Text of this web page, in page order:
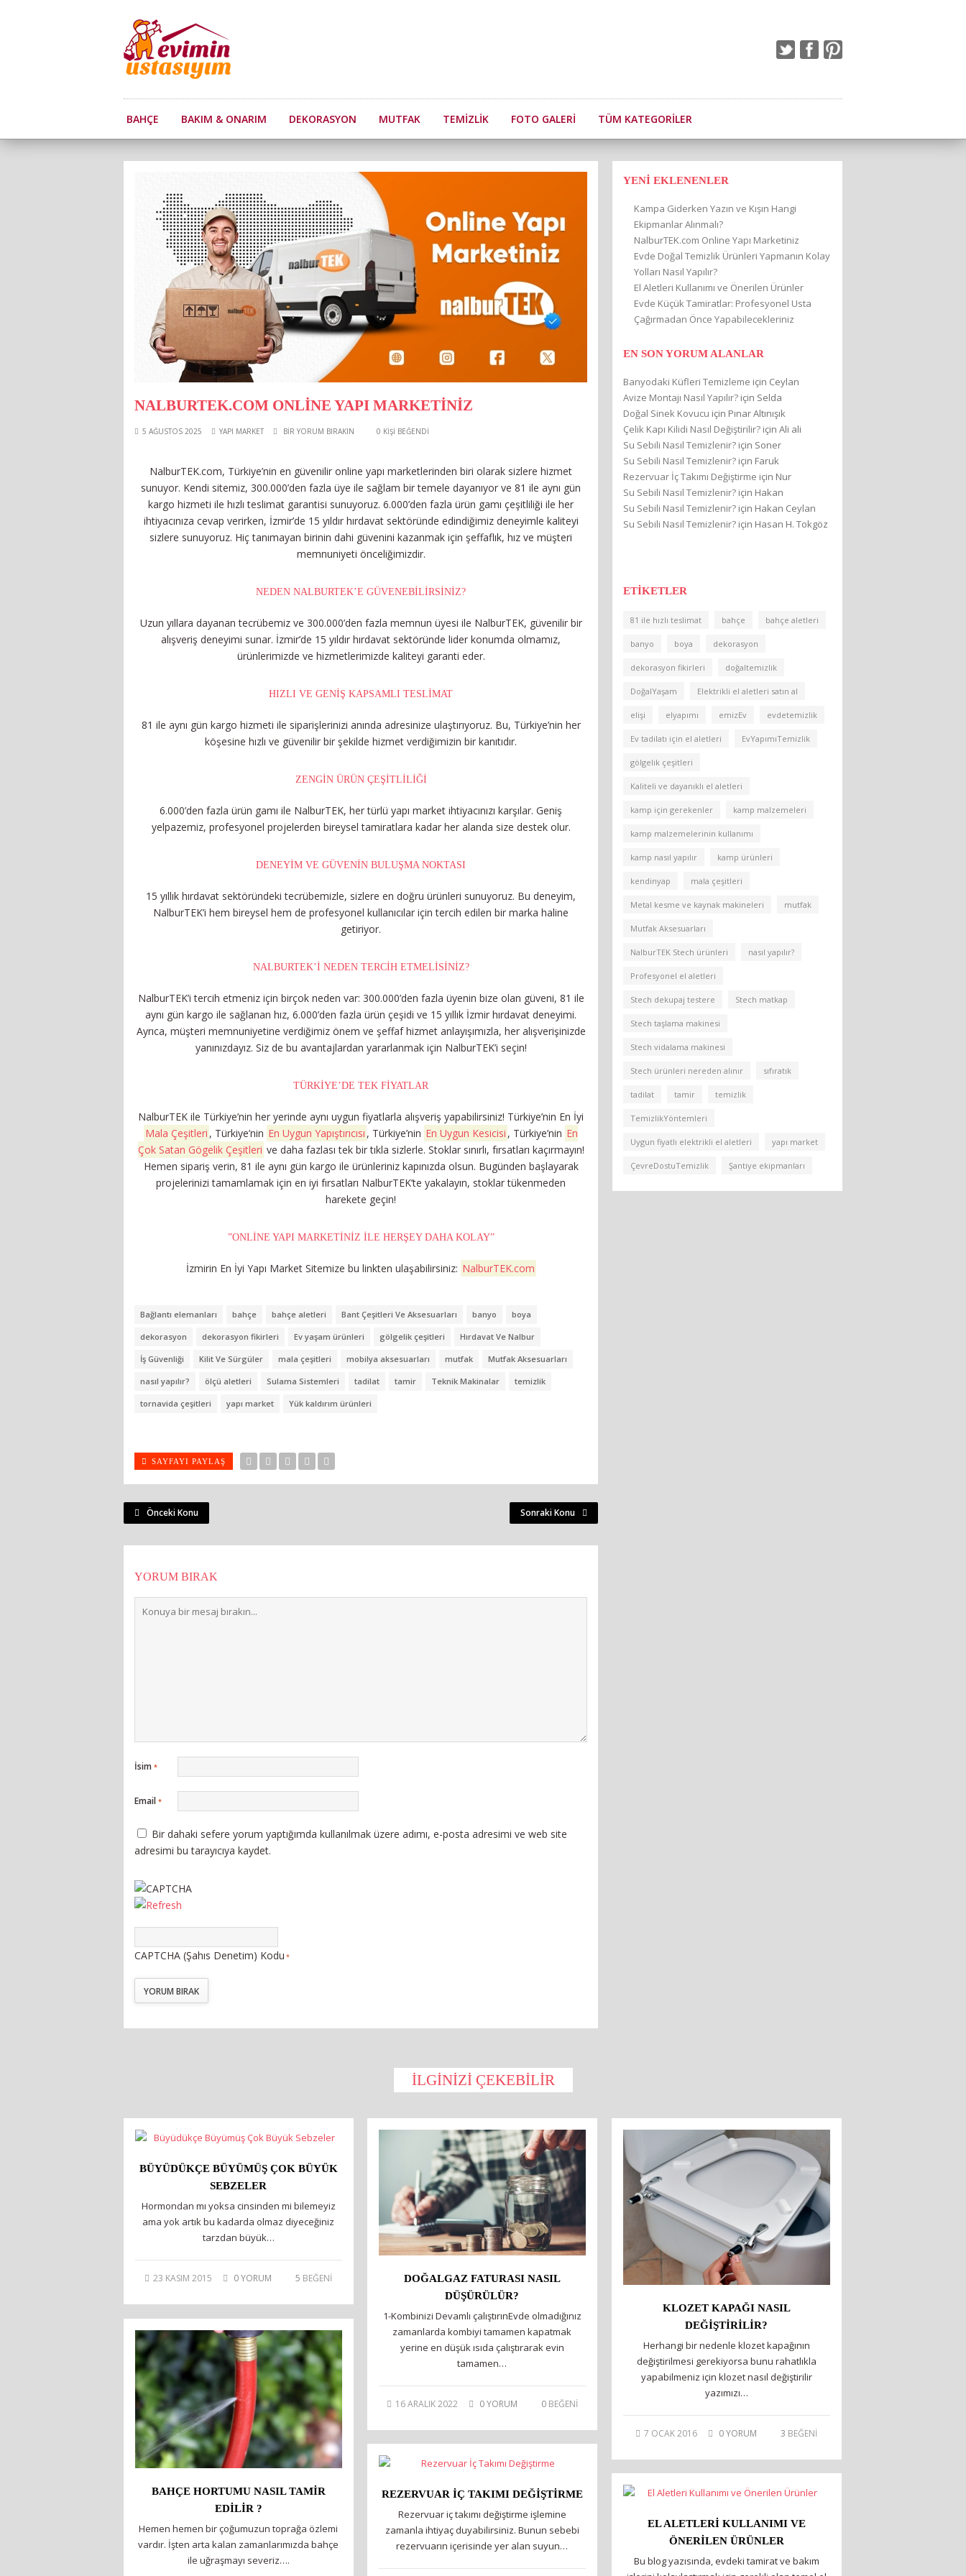
BAHÇE BAKIM & ONARIM DEKORASYON MUTFAK TEMIZLIK FOTO GALERI TÜM KATEGORILER
NALBURTEK.COM ONLINE YAPI MARKETINIZ
5 AĞUSTOS 2025 YAPI MARKET BIR YORUM BIRAKIN 0 KİŞİ BEĞENDİ
NalburTEK.com, Türkiye’nin en güvenilir online yapı marketlerinden biri olarak sizlere hizmet
sunuyor. Kendi sitemiz, 300.000’den fazla üye ile sağlam bir temele dayanıyor ve 81 ile aynı gün
kargo hizmeti ile hızlı teslimat garantisi sunuyoruz. 6.000’den fazla ürün gamı çeşitliliği ile her
ihtiyacınıza cevap verirken, İzmir’de 15 yıldır hırdavat sektöründe edindiğimiz deneyimle kaliteyi
sizlere sunuyoruz. Hiç tanımayan birinin dahi güvenini kazanmak için şeffaflık, hız ve müşteri
memnuniyeti önceliğimizdir.
NEDEN NALBURTEK’E GÜVENEBILIRSINIZ?
Uzun yıllara dayanan tecrübemiz ve 300.000’den fazla memnun üyesi ile NalburTEK, güvenilir bir
alışveriş deneyimi sunar. İzmir’de 15 yıldır hırdavat sektöründe lider konumda olmamız,
ürünlerimizde ve hizmetlerimizde kaliteyi garanti eder.
HIZLI VE GENIŞ KAPSAMLI TESLIMAT
81 ile aynı gün kargo hizmeti ile siparişlerinizi anında adresinize ulaştırıyoruz. Bu, Türkiye’nin her
köşesine hızlı ve güvenilir bir şekilde hizmet verdiğimizin bir kanıtıdır.
ZENGIN ÜRÜN ÇEŞITLILIĞI
6.000’den fazla ürün gamı ile NalburTEK, her türlü yapı market ihtiyacınızı karşılar. Geniş
yelpazemiz, profesyonel projelerden bireysel tamiratlara kadar her alanda size destek olur.
DENEYIM VE GÜVENIN BULUŞMA NOKTASI
15 yıllık hırdavat sektöründeki tecrübemizle, sizlere en doğru ürünleri sunuyoruz. Bu deneyim,
NalburTEK’i hem bireysel hem de profesyonel kullanıcılar için tercih edilen bir marka haline
getiriyor.
NALBURTEK’I NEDEN TERCIH ETMELISINIZ?
NalburTEK’i tercih etmeniz için birçok neden var: 300.000’den fazla üyenin bize olan güveni, 81 ile
aynı gün kargo ile sağlanan hız, 6.000’den fazla ürün çeşidi ve 15 yıllık İzmir hırdavat deneyimi.
Ayrıca, müşteri memnuniyetine verdiğimiz önem ve şeffaf hizmet anlayışımızla, her alışverişinizde
yanınızdayız. Siz de bu avantajlardan yararlanmak için NalburTEK’i seçin!
TÜRKIYE’DE TEK FIYATLAR
NalburTEK ile Türkiye’nin her yerinde aynı uygun fiyatlarla alışveriş yapabilirsiniz! Türkiye’nin En İyi
Mala Çeşitleri , Türkiye’nin En Uygun Yapıştırıcısı , Türkiye’nin En Uygun Kesicisi , Türkiye’nin En
Çok Satan Gögelik Çeşitleri ve daha fazlası tek bir tıkla sizlerle. Stoklar sınırlı, fırsatları kaçırmayın!
Hemen sipariş verin, 81 ile aynı gün kargo ile ürünleriniz kapınızda olsun. Bugünden başlayarak
projelerinizi tamamlamak için en iyi fırsatları NalburTEK’te yakalayın, stoklar tükenmeden
harekete geçin!
”ONLINE YAPI MARKETINIZ İLE HERŞEY DAHA KOLAY”
İzmirin En İyi Yapı Market Sitemize bu linkten ulaşabilirsiniz: NalburTEK.com
Bağlantı elemanları bahçe bahçe aletleri Bant Çeşitleri Ve Aksesuarları banyo boya
dekorasyon dekorasyon fikirleri Ev yaşam ürünleri gölgelik çeşitleri Hırdavat Ve Nalbur
İş Güvenliği Kilit Ve Sürgüler mala çeşitleri mobilya aksesuarları mutfak Mutfak Aksesuarları
nasıl yapılır? ölçü aletleri Sulama Sistemleri tadilat tamir Teknik Makinalar temizlik
tornavida çeşitleri yapı market Yük kaldırım ürünleri
SAYFAYI PAYLAŞ
Önceki Konu Sonraki Konu
YORUM BIRAK
İsim *
Email *
Bir dahaki sefere yorum yaptığımda kullanılmak üzere adımı, e-posta adresimi ve web site
adresimi bu tarayıcıya kaydet.
CAPTCHA (Şahıs Denetim) Kodu *
YENİ EKLENENLER
Kampa Giderken Yazın ve Kışın Hangi
Ekipmanlar Alınmalı?
NalburTEK.com Online Yapı Marketiniz
Evde Doğal Temizlik Ürünleri Yapmanın Kolay
Yolları Nasıl Yapılır?
El Aletleri Kullanımı ve Önerilen Ürünler
Evde Küçük Tamiratlar: Profesyonel Usta
Çağırmadan Önce Yapabilecekleriniz
EN SON YORUM ALANLAR
Banyodaki Küfleri Temizleme için Ceylan
Avize Montajı Nasıl Yapılır? için Selda
Doğal Sinek Kovucu için Pınar Altınışık
Çelik Kapı Kilidi Nasıl Değiştirilir? için Ali ali
Su Sebili Nasıl Temizlenir? için Soner
Su Sebili Nasıl Temizlenir? için Faruk
Rezervuar İç Takımı Değiştirme için Nur
Su Sebili Nasıl Temizlenir? için Hakan
Su Sebili Nasıl Temizlenir? için Hakan Ceylan
Su Sebili Nasıl Temizlenir? için Hasan H. Tokgöz
ETIKETLER
81 ile hızlı teslimat bahçe bahçe aletleri
banyo boya dekorasyon
dekorasyon fikirleri doğaltemizlik
DoğalYaşam Elektrikli el aletleri satın al
elişi elyapımı emizEv evdetemizlik
Ev tadilatı için el aletleri EvYapımıTemizlik
gölgelik çeşitleri
Kaliteli ve dayanıklı el aletleri
kamp için gerekenler kamp malzemeleri
kamp malzemelerinin kullanımı
kamp nasıl yapılır kamp ürünleri
kendinyap mala çeşitleri
Metal kesme ve kaynak makineleri mutfak
Mutfak Aksesuarları
NalburTEK Stech ürünleri nasıl yapılır?
Profesyonel el aletleri
Stech dekupaj testere Stech matkap
Stech taşlama makinesi
Stech vidalama makinesi
Stech ürünleri nereden alınır sıfıratık
tadilat tamir temizlik
TemizlikYöntemleri
Uygun fiyatlı elektrikli el aletleri yapı market
ÇevreDostuTemizlik Şantiye ekipmanları
İLGINIZI ÇEKEBILIR
BÜYÜDÜKÇE BÜYÜMÜŞ ÇOK BÜYÜK
SEBZELER
Hormondan mı yoksa cinsinden mi bilemeyiz
ama yok artık bu kadarda olmaz diyeceğiniz
tarzdan büyük…
23 KASIM 2015 0 YORUM 5 BEĞENİ
DOĞALGAZ FATURASI NASIL
DÜŞÜRÜLÜR?
1-Kombinizi Devamlı çalıştırınEvde olmadığınız
zamanlarda kombiyi tamamen kapatmak
yerine en düşük ısıda çalıştırarak evin
tamamen…
16 ARALIK 2022 0 YORUM 0BEĞENİ
KLOZET KAPAĞI NASIL
DEĞIŞTIRILIR?
Herhangi bir nedenle klozet kapağının
değiştirilmesi gerekiyorsa bunu rahatlıkla
yapabilmeniz için klozet nasıl değiştirilir
yazımızı…
7 OCAK 2016 0 YORUM 3 BEĞENİ
BAHÇE HORTUMU NASIL TAMIR
EDILIR ?
Hemen hemen bir çoğumuzun toprağa özlemi
vardır. İşten arta kalan zamanlarımızda bahçe
ile uğraşmayı severiz….
REZERVUAR İÇ TAKIMI DEĞIŞTIRME
Rezervuar iç takımı değiştirme işlemine
zamanla ihtiyaç duyabilirsiniz. Bunun sebebi
rezervuarın içerisinde yer alan suyun…
EL ALETLERI KULLANIMI VE
ÖNERILEN ÜRÜNLER
Bu blog yazısında, evdeki tamirat ve bakım